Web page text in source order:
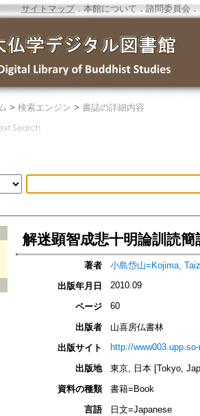
サイトマップ．本館について ． 諮問委員会 ．
> 検索エンジン > 書誌の詳細内容
解迷顕智成悲十明論訓読簡
著者
小島岱山=Kojima,
出版年月日
2010.09
ページ 60
出版者
山喜房仏書林
出版サイト
http://
出版地
東京, 日本 [Tokyo,
資料の種類
書籍=Book
言語
日文=Japanese